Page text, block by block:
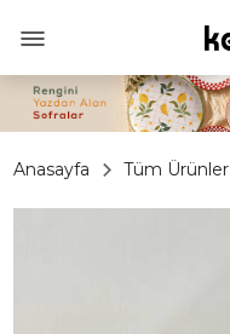
Anasayfa Tüm Ürünler